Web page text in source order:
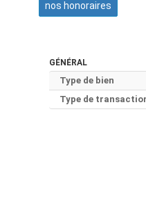
nos honoraires
GÉNÉRAL
Type de bien
Type de